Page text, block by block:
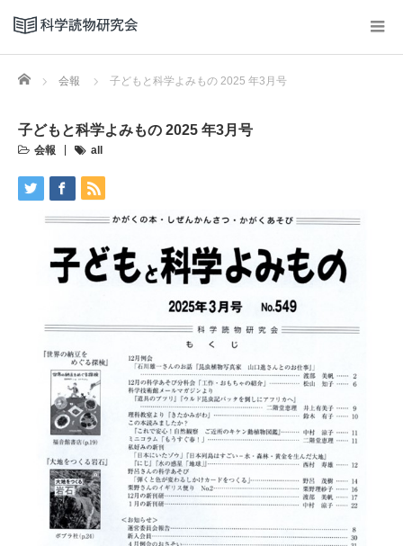
Home 会報 子どもと科学よみもの 2025 年3月号
子どもと科学よみもの 2025 年3月号
会報 all